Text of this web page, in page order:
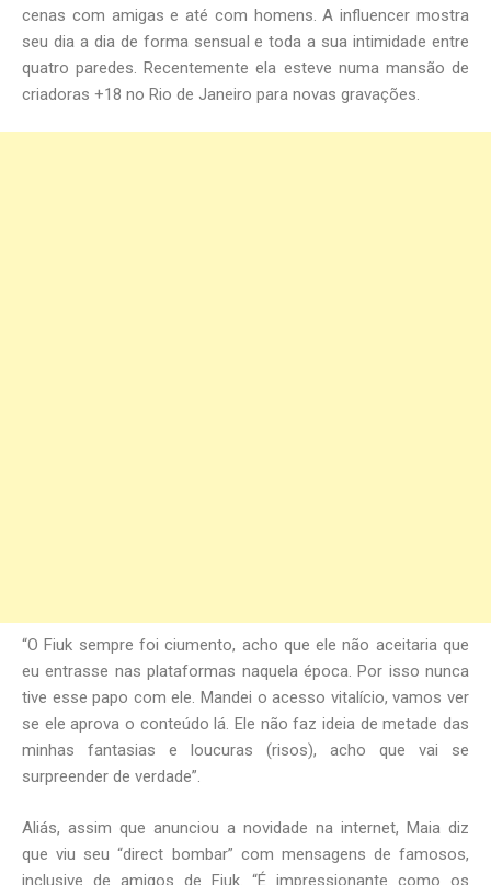
cenas com amigas e até com homens. A influencer mostra
seu dia a dia de forma sensual e toda a sua intimidade entre
quatro paredes. Recentemente ela esteve numa mansão de
criadoras +18 no Rio de Janeiro para novas gravações.
“O Fiuk sempre foi ciumento, acho que ele não aceitaria que
eu entrasse nas plataformas naquela época. Por isso nunca
tive esse papo com ele. Mandei o acesso vitalício, vamos ver
se ele aprova o conteúdo lá. Ele não faz ideia de metade das
minhas fantasias e loucuras (risos), acho que vai se
surpreender de verdade”.
Aliás, assim que anunciou a novidade na internet, Maia diz
que viu seu “direct bombar” com mensagens de famosos,
inclusive de amigos de Fiuk. “É impressionante como os